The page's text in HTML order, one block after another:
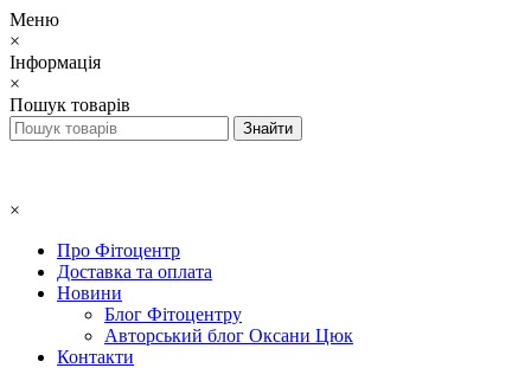
Меню
×
Інформація
×
Пошук товарів
×
Про Фітоцентр
Доставка та оплата
Новини
Блог Фітоцентру
Авторський блог Оксани Цюк
Контакти